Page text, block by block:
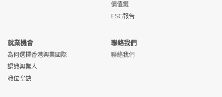
價值鏈
ESG報告
就業機會
為何選擇香港興業國際
認識興業人
職位空缺
聯絡我們
聯絡我們